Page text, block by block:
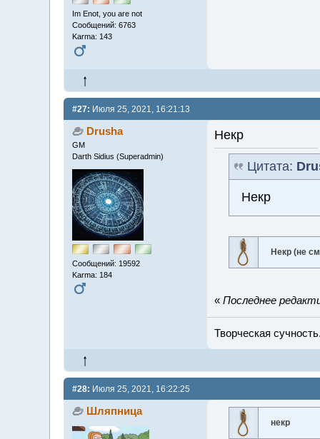
Im Enot, you are not
Сообщений: 6763
Karma: 143
#27: Июля 25, 2021, 16:21:13
Drusha
GM
Darth Sidius (Superadmin)
Сообщений: 19592
Karma: 184
Некр
Цитата:
Некр
Некр (не
« Последнее
Творческая
#28: Июля 25, 2021, 16:22:25
Шляпница
некр